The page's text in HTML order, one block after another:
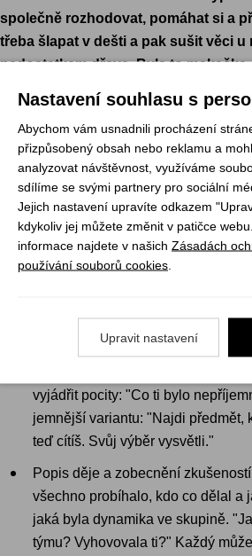
společně rozhodovat, pomáhat si a
třeba šlapat v dešti a pak sušit věci u
nedostatkem dřeva. Byla to
každý prožíval, jestli věděl, co má
toho vzít pro příště.
JAK NA TO S
Začátek reflexe: Vyber pár karet,
pobavilo?" Pošli ji kolem kruhu a
zážitek. Uvolní se atmosféra a
vyjádřit pocity: "Co ti bylo
jemnější variantu: "Najdi předmět,
teď cítíš. Svůj výběr vysvětli."
Popis děje a zobecnění
všechno probíhalo, kdo co dělal a
jaká byla dynamika ve skupině.
týmu? Vyhovovala ti?" Každý
Nastavení souhlasu s
Abychom vám usnadnili procházení
přizpůsobený obsah nebo reklamu a
analyzovat návštěvnost, využíváme
sdílíme se svými partnery pro sociální
Jejich nastavení upravíte odkazem
kdykoliv jej můžete změnit v patičce
informace najdete v našich Zásadách
používání souborů cookies
Upravit nastavení